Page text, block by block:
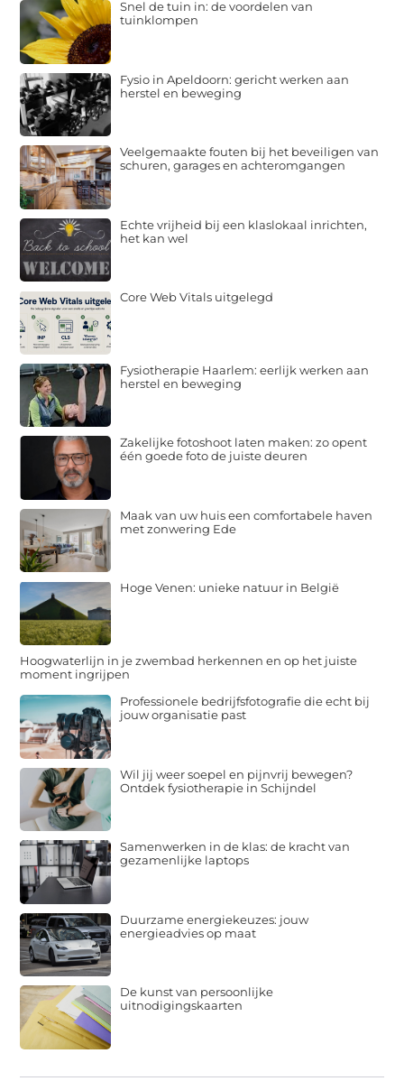
Snel de tuin in: de voordelen van
tuinklompen
Fysio in Apeldoorn: gericht werken aan
herstel en beweging
Veelgemaakte fouten bij het beveiligen van
schuren, garages en achteromgangen
Echte vrijheid bij een klaslokaal inrichten,
het kan wel
Core Web Vitals uitgelegd
Fysiotherapie Haarlem: eerlijk werken aan
herstel en beweging
Zakelijke fotoshoot laten maken: zo opent
één goede foto de juiste deuren
Maak van uw huis een comfortabele haven
met zonwering Ede
Hoge Venen: unieke natuur in België
Hoogwaterlijn in je zwembad herkennen en op het juiste
moment ingrijpen
Professionele bedrijfsfotografie die echt bij
jouw organisatie past
Wil jij weer soepel en pijnvrij bewegen?
Ontdek fysiotherapie in Schijndel
Samenwerken in de klas: de kracht van
gezamenlijke laptops
Duurzame energiekeuzes: jouw
energieadvies op maat
De kunst van persoonlijke
uitnodigingskaarten